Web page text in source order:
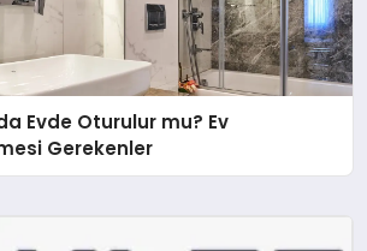
Evde Oturulur mu? Ev
Gerekenler